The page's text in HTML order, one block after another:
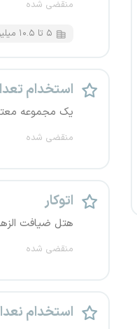
منقضی شده
۵ تا ۱۰.۵ میلیون تومان
استخدام
یک مجموعه
منقضی شده
اتوکار
هتل ضیافت
منقضی شده
استخدام